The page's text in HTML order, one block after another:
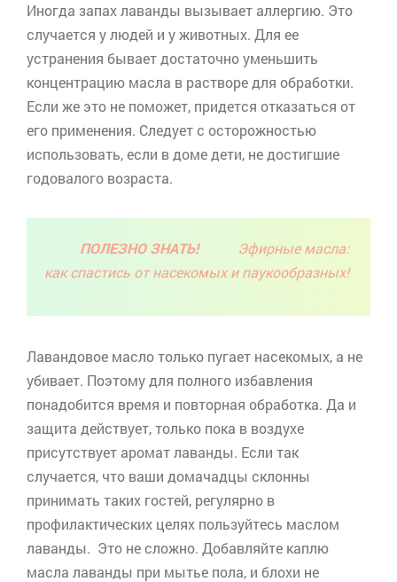
Иногда запах лаванды вызывает аллергию. Это
случается у людей и у животных. Для ее
устранения бывает достаточно уменьшить
концентрацию масла в растворе для обработки.
Если же это не поможет, придется отказаться от
его применения. Следует с осторожностью
использовать, если в доме дети, не достигшие
годовалого возраста.
ПОЛЕЗНО ЗНАТЬ!
Эфирные масла:
как спастись от насекомых и паукообразных!
Лавандовое масло только пугает насекомых, а не
убивает. Поэтому для полного избавления
понадобится время и повторная обработка. Да и
защита действует, только пока в воздухе
присутствует аромат лаванды. Если так
случается, что ваши домачадцы склонны
принимать таких гостей, регулярно в
профилактических целях пользуйтесь маслом
лаванды. Это не сложно. Добавляйте каплю
масла лаванды при мытье пола, и блохи не